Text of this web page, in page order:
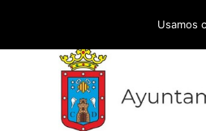
Atención Ciudadana
Usamos